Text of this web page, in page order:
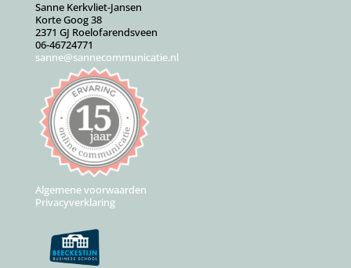
Sanne Kerkvliet-Jansen
Korte Goog 38
2371 GJ Roelofarendsveen
06-46724771
sanne@sannecommunicatie.nl
Algemene voorwaarden
Privacyverklaring